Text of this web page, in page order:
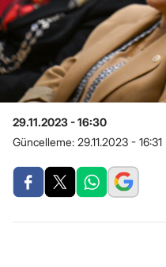
29.11.2023 - 16:30
Güncelleme: 29.11.2023 - 16:31